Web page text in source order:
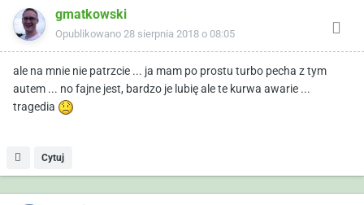
gmatkowski
Opublikowano 28 sierpnia 2018 o 08:05
ale na mnie nie patrzcie ... ja mam po prostu turbo pecha z tym
autem ... no fajne jest, bardzo je lubię ale te kurwa awarie ...
tragedia
Cytuj